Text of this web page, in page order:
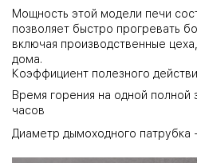
Мощность этой модели печи
позволяет быстро прогревать
включая производственные
дома.
Коэффициент полезного
Время горения на одной полной
часов
Диаметр дымоходного патрубка